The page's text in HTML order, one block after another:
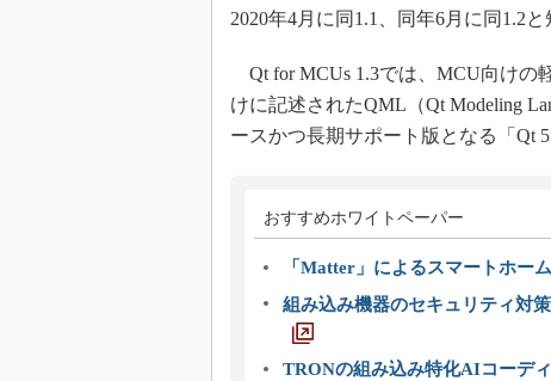
2020年4月に同1.1、同年6月に同1.2
Qt for MCUs 1.3では、MCU向けの
けに記述されたQML（Qt Modeling
ースかつ長期サポート版となる「Qt
おすすめホワイトペーパー
「Matter」によるスマートホー
組み込み機器のセキュリティ対
TRONの組み込み特化AIコーデ